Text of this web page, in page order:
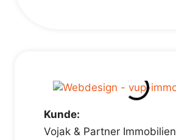
Kunde:
Vojak & Partner Immobilien